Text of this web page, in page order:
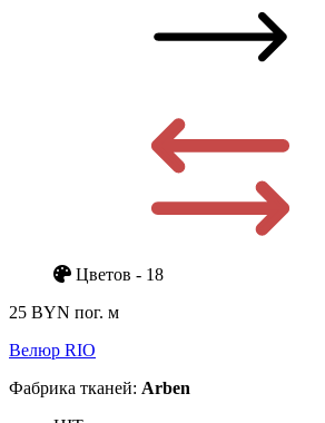
Цветов - 18
25 BYN пог. м
Велюр RIO
Фабрика тканей: Arben